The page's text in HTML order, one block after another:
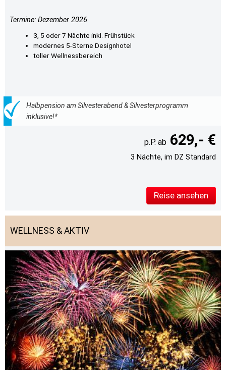
Termine: Dezember 2026
3, 5 oder 7 Nächte inkl. Frühstück
modernes 5-Sterne Designhotel
toller Wellnessbereich
Halbpension am Silvesterabend & Silvesterprogramm
inklusive!*
629,- €
3 Nächte, im DZ Standard
Reise ansehen
WELLNESS & AKTIV